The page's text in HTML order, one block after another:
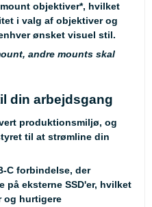
objektiver*, hvilket
i valg af objektiver og
ønsket visuel stil.
andre mounts skal
din arbejdsgang
produktionsmiljø, og
til at strømline din
C forbindelse, der
på eksterne SSD'er, hvilket
og hurtigere